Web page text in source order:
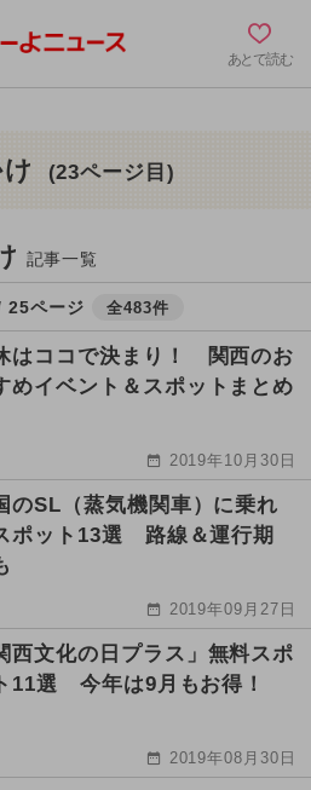
あとで読む
(23ページ目)
記事一覧
25ページ 全483件
はココで決まり！ 関西のお
めイベント＆スポットまとめ
2019年10月30日
のSL（蒸気機関車）に乗れ
ポット13選 路線＆運行期
2019年09月27日
西文化の日プラス」無料スポ
11選 今年は9月もお得！
2019年08月30日